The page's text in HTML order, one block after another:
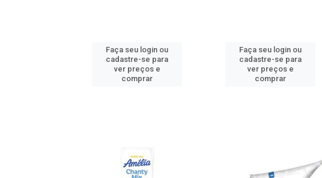
Faça seu login ou
cadastre-se para
ver preços e
comprar
Faça seu login ou
cadastre-se para
ver preços e
comprar